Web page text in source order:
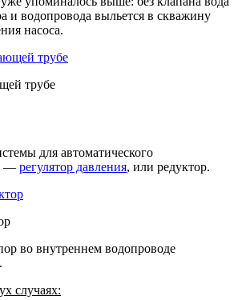
и водопровода выльется в скважину
насоса.
трубе
для автоматического
— регулятор давления, или редуктор.
во внутреннем водопроводе
случаях: